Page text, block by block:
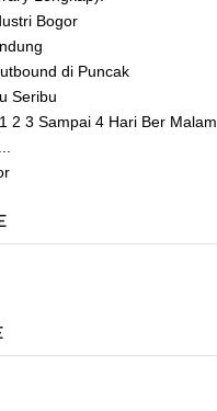
Bogor
di Puncak
Seribu
2 3 Sampai 4 Hari Ber Malam